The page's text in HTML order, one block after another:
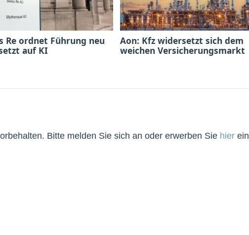
Re ordnet Führung neu
auf KI
Aon: Kfz widersetzt sich dem
weichen Versicherungsmarkt
Bitte melden Sie sich an oder erwerben Sie hier ein